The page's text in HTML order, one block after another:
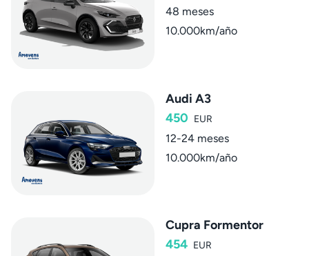
48 meses
10.000km/año
Audi A3
450 EUR
12-24 meses
10.000km/año
Cupra Formentor
454 EUR